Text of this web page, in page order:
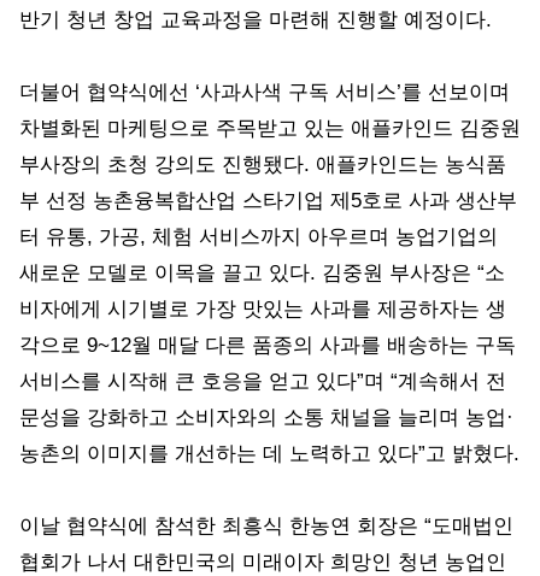
반기 청년 창업 교육과정을 마련해 진행할 예정이다.
더불어 협약식에선 ‘사과사색 구독 서비스’를 선보이며
차별화된 마케팅으로 주목받고 있는 애플카인드 김중원
부사장의 초청 강의도 진행됐다. 애플카인드는 농식품
부 선정 농촌융복합산업 스타기업 제5호로 사과 생산부
터 유통, 가공, 체험 서비스까지 아우르며 농업기업의
새로운 모델로 이목을 끌고 있다. 김중원 부사장은 “소
비자에게 시기별로 가장 맛있는 사과를 제공하자는 생
각으로 9~12월 매달 다른 품종의 사과를 배송하는 구독
서비스를 시작해 큰 호응을 얻고 있다”며 “계속해서 전
문성을 강화하고 소비자와의 소통 채널을 늘리며 농업·
농촌의 이미지를 개선하는 데 노력하고 있다”고 밝혔다.
이날 협약식에 참석한 최흥식 한농연 회장은 “도매법인
협회가 나서 대한민국의 미래이자 희망인 청년 농업인